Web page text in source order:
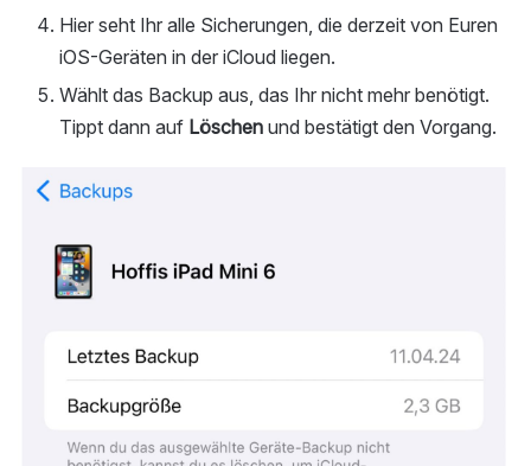
Hier seht Ihr alle Sicherungen, die derzeit von Euren
iOS-Geräten in der iCloud liegen.
Wählt das Backup aus, das Ihr nicht mehr benötigt.
Tippt dann auf Löschen und bestätigt den Vorgang.